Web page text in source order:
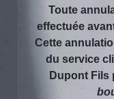
Toute
effectuée
Cette
du service
Dupont Fils